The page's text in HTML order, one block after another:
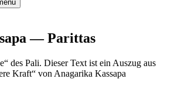
— Parittas
des Pali. Dieser Text ist ein Auszug aus
Kraft“ von Anagarika Kassapa